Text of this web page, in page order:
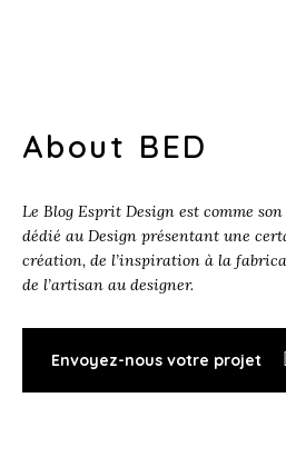
About BED
Le Blog Esprit Design est comme
dédié au Design présentant une
création, de l’inspiration à la
de l’artisan au designer.
Envoyez-nous votre projet